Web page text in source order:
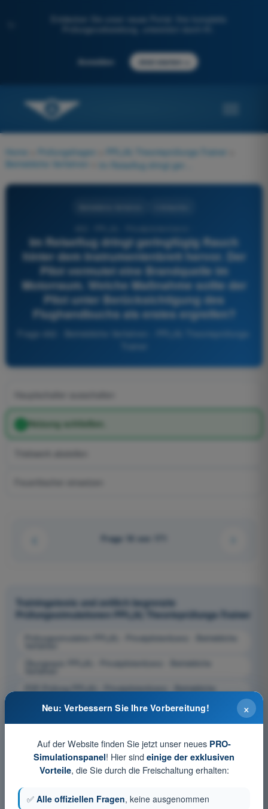
Entdecken Sie unser neues Portal: Ihre komplette
Prüfungsvorbereitung, unterstützt durch KI.
Anmelden Jetzt starten
Home Prüfungsfragen PPL(A) Theorieprüfungs-Trainer
Betriebliche Verfahren
Im Reiseflug dringt geringfügig Rauch
hinter dem Instrumentenbrett hervor. Der
Pilot vermutet eine Brandquelle im
Motorraum. Welche Maßnahme sollte der
Pilot unter Berücksichtigung des
Flughandbuchs als erstes ergreifen?
Frage 492 - Betriebliche Verfahren - PPL(A) Theorieprüfungs-
Heizung schließen.
Frage 16 von 171
Trainingstests und zeitlich begrenzte
Prüfungssimulationen PPL(A) Theorieprüfungs-Trainer
Prüfungssimulation PPL(A) - Privatpilotenlizenz - Betriebliche
Übungsquiz PPL(A) - Privatpilotenlizenz - Betriebliche
PDF-Prüfung PPL(A) - Privatpilotenlizenz - Betriebliche
×
Neu: Verbessern Sie Ihre Vorbereitung!
Auf der Website finden Sie jetzt unser neues PRO-
Simulationspanel! Hier sind einige der exklusiven
Vorteile, die Sie durch die Freischaltung erhalten:
✅ Alle offiziellen Fragen, keine ausgenommen